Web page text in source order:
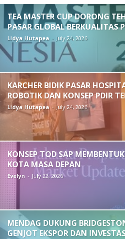
TEA MASTER CUP DORONG
PASAR GLOBAL BERKUALITAS
Lidya Hutapea - July 24, 2026
KARCHER BIDIK PASAR
ROBOTIK DAN KONSEP PDIR
Lidya Hutapea - July 24, 2026
KONSEP TOD SAP
KOTA MASA DEPAN
Evelyn - July 22, 2026
MENDAG DUKUNG
GENJOT EKSPOR DAN